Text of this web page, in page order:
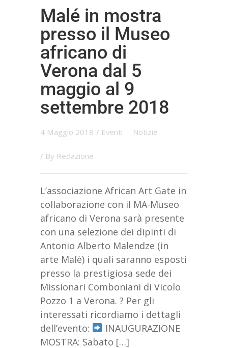
Malé in mostra
presso il Museo
africano di
Verona dal 5
maggio al 9
settembre 2018
4 Maggio 2018 / Eventi Notizie
/ By Redazione
L’associazione African Art Gate in
collaborazione con il MA-Museo
africano di Verona sarà presente
con una selezione dei dipinti di
Antonio Alberto Malendze (in
arte Malè) i quali saranno esposti
presso la prestigiosa sede dei
Missionari Comboniani di Vicolo
Pozzo 1 a Verona. ? Per gli
interessati ricordiamo i dettagli
dell’evento:
INAUGURAZIONE
MOSTRA: Sabato […]